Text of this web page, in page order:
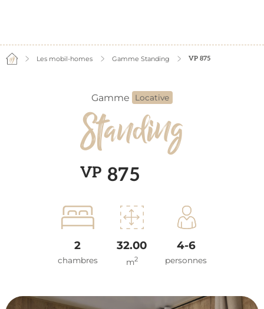
Les mobil-homes Gamme Standing VP 875
Gamme Locative
Standing
VP 875
2
chambres
32.00
m2
4-6
personnes